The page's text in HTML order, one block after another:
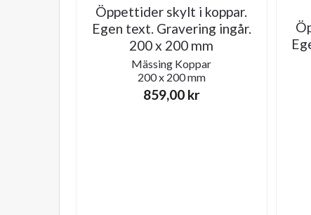
Öppettider skylt i koppar.
Egen text. Gravering ingår.
200 x 200 mm
Mässing Koppar
200 x 200 mm
859,00 kr